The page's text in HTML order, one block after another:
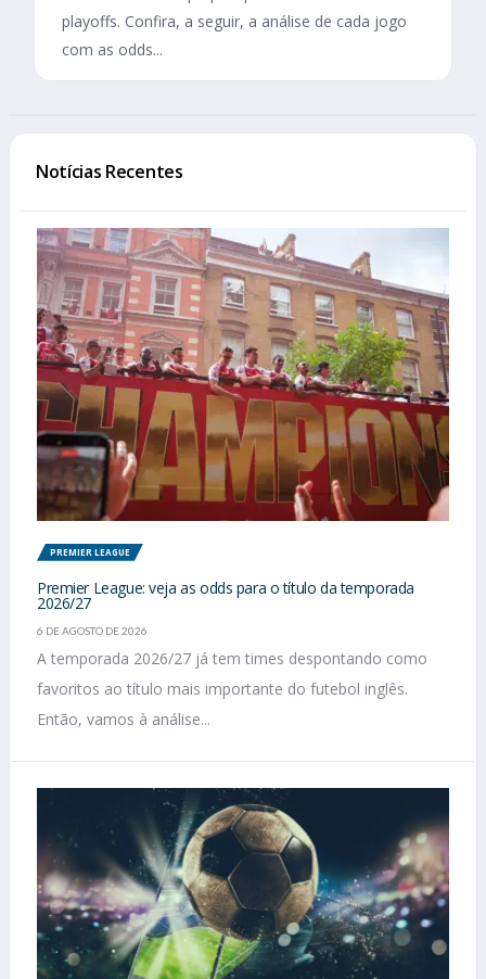
playoffs. Confira, a seguir, a análise de cada jogo
com as odds...
Notícias Recentes
PREMIER LEAGUE
Premier League: veja as odds para o título da temporada
2026/27
6 DE AGOSTO DE 2026
A temporada 2026/27 já tem times despontando como
favoritos ao título mais importante do futebol inglês.
Então, vamos à análise...